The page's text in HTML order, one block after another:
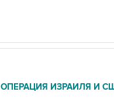
ОПЕРАЦИЯ ИЗРАИЛЯ И